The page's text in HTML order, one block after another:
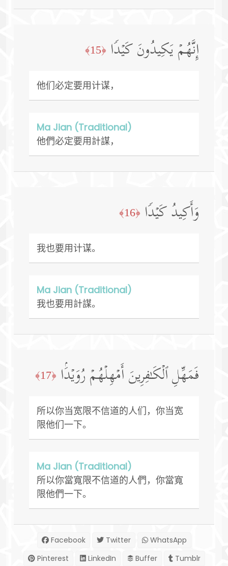
إِنَّهُمۡ یَكِیدُونَ كَیۡدࣰا ﴿15﴾
他们必定要用计谋，
Ma Jian (Traditional)
他們必定要用計謀，
وَأَكِیدُ كَیۡدࣰا ﴿16﴾
我也要用计谋。
Ma Jian (Traditional)
我也要用計謀。
فَمَهِّلِ ٱلۡكَـٰفِرِینَ أَمۡهِلۡهُمۡ رُوَیۡدَۢا ﴿17﴾
所以你当宽限不信道的人们，你当宽
限他们一下。
Ma Jian (Traditional)
所以你當寬限不信道的人們，你當寬
限他們一下。
Facebook Twitter
WhatsApp
Pinterest
LinkedIn Buffer
Tumblr